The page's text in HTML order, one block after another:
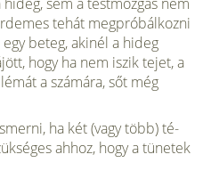
sem a testmozgás nem
tehát megpróbálkozni
beteg, akinél a hideg
hogy ha nem iszik tejet, a
a számára, sőt még
ha két (vagy több) té­
ahhoz, hogy a tünetek